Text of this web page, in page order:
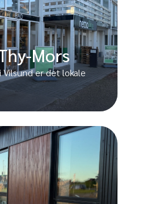
Mors
er det lokale